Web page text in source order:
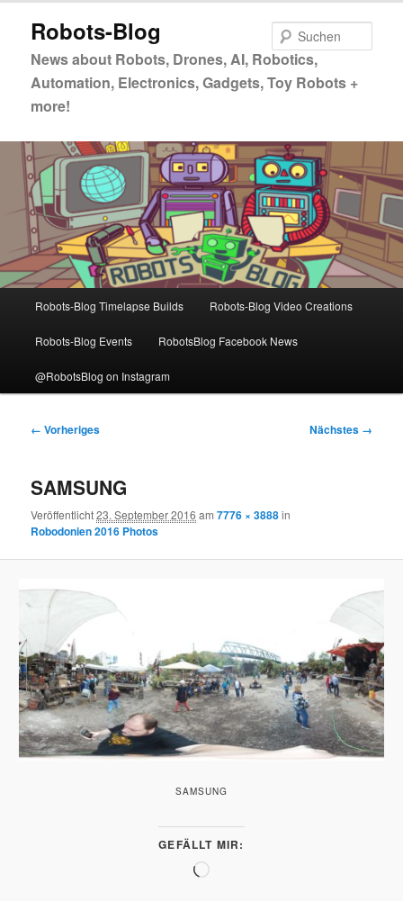
primären
springen
Robots-Blog
News about Robots, Drones, AI, Robotics,
Automation, Electronics, Gadgets, Toy Robots +
more!
Robots-Blog Timelapse Builds Robots-Blog Video Creations
Robots-Blog Events RobotsBlog Facebook News
@RobotsBlog on Instagram
Bilder-
← Vorheriges Nächstes →
SAMSUNG
Veröffentlicht23. September 2016 am7776 × 3888in
Robodonien 2016 Photos
SAMSUNG
GEFÄLLT MIR:
Wird